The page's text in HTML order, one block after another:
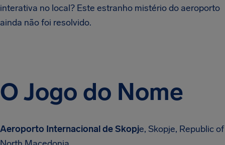
interativa no local? Este estranho mistério do aeroporto
ainda não foi resolvido.
O Jogo do Nome
Aeroporto Internacional de Skopje, Skopje, Republic of